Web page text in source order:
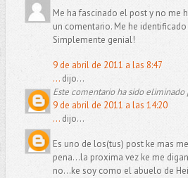
Me ha fascinado el post y no me
un comentario. Me he
Simplemente genial!
9 de abril de 2011 a las 8:47
...dijo...
Este comentario ha sido eliminado
9 de abril de 2011 a las 14:20
...dijo...
Es uno de los(tus) post ke mas
pena...la proxima vez ke me
no...ke soy como el abuelo de